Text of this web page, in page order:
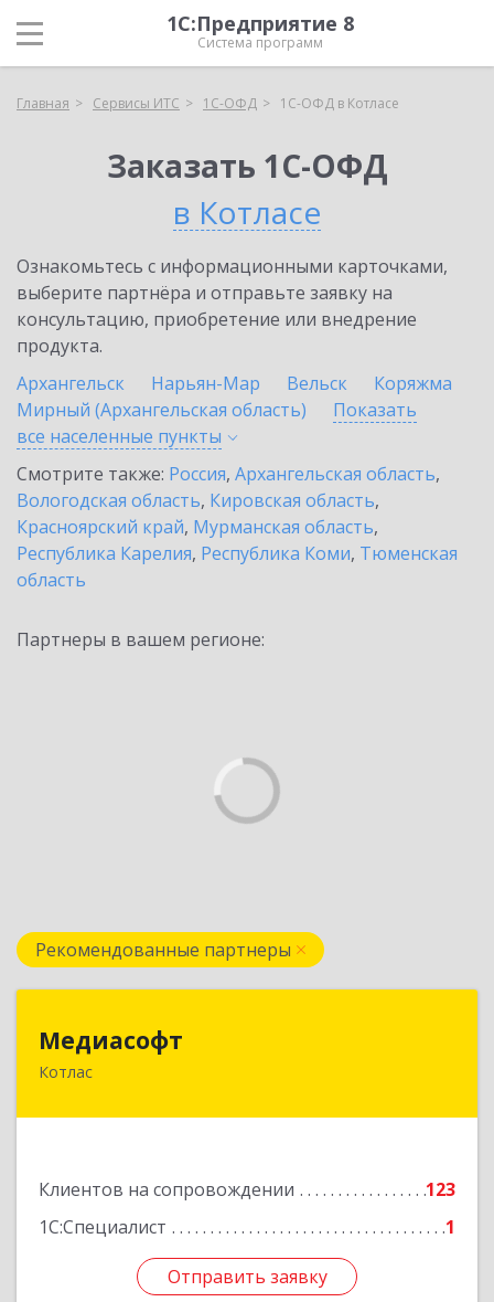
1С:Предприятие 8
Система программ
Главная Сервисы ИТС 1С-ОФД 1С-ОФД в Котласе
Заказать 1С-ОФД
в Котласе
Ознакомьтесь с информационными карточками,
выберите партнёра и отправьте заявку на
консультацию, приобретение или внедрение
продукта.
Архангельск
Нарьян-Мар Вельск
Коряжма
Мирный (Архангельская область)
Показать
все населенные пункты
Смотрите также: Россия, Архангельская область,
Вологодская область, Кировская область,
Красноярский край, Мурманская область,
Республика Карелия, Республика Коми, Тюменская
область
Партнеры в вашем регионе:
Рекомендованные партнеры
Медиасофт
Котлас
Клиентов на сопровождении
123
1С:Специалист
1
Отправить заявку
Отправить заявку